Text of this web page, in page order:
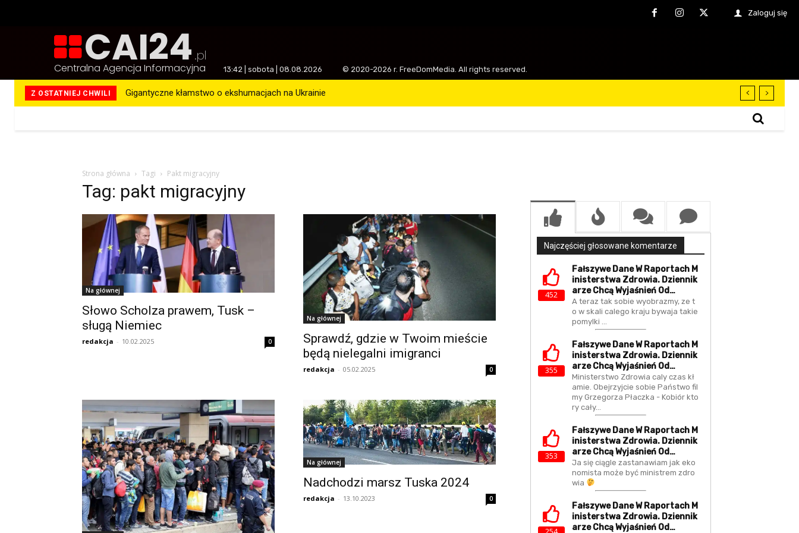
Zaloguj się
CAI24 .pl
Centralna Agencja Informacyjna 13:42 | sobota | 08.08.2026 © 2020-2026 r. FreeDomMedia. All rights reserved.
Z OSTATNIEJ CHWILI Gigantyczne kłamstwo o ekshumacjach na Ukrainie
Strona główna Tagi Pakt migracyjny
Tag: pakt migracyjny
Na głównej
Słowo Scholza prawem, Tusk –
sługą Niemiec
redakcja - 10.02.2025 0
Na głównej
Sprawdź, gdzie w Twoim mieście
będą nielegalni imigranci
redakcja - 05.02.2025 0
Na głównej
Nadchodzi marsz Tuska 2024
redakcja - 13.10.2023 0
Najczęściej głosowane komentarze
452
Fałszywe Dane W Raportach M
Inisterstwa Zdrowia. Dziennik
Arze Chcą Wyjaśnień Od…
A teraz tak sobie wyobrazmy, ze t
o w skali calego kraju bywaja takie
pomylki ...
355
Fałszywe Dane W Raportach M
Inisterstwa Zdrowia. Dziennik
Arze Chcą Wyjaśnień Od…
Ministerstwo Zdrowia caly czas kł
amie. Obejrzyjcie sobie Państwo fil
my Grzegorza Płaczka - Kobiór kto
ry cały…
353
Fałszywe Dane W Raportach M
Inisterstwa Zdrowia. Dziennik
Arze Chcą Wyjaśnień Od…
Ja się ciągle zastanawiam jak eko
nomista może być ministrem zdro
wia
Fałszywe Dane W Raportach M
Inisterstwa Zdrowia. Dziennik
Arze Chcą Wyjaśnień Od…